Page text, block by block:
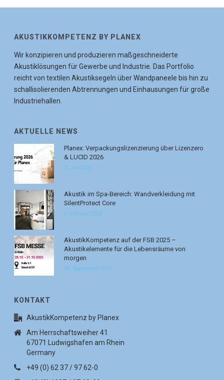
AKUSTIKKOMPETENZ BY PLANEX
Wir konzipieren und produzieren maßgeschneiderte
Akustiklösungen für Gewerbe und Industrie. Das Portfolio
reicht von textilen Akustiksegeln über Wandpaneele bis hin zu
schallisolierenden Abtrennungen und Einhausungen für große
Industriehallen.
AKTUELLE NEWS
Planex: Verpackungslizenzierung über Lizenzero
& LUCID 2026
7. Juli 2026
Akustik im Spa-Bereich: Wandverkleidung mit
SilentProtect Core
6. Februar 2026
AkustikKompetenz auf der FSB 2025 –
Akustikelemente für die Lebensräume von
morgen
30. September 2025
KONTAKT
AkustikKompetenz by Planex
Am Herrschaftsweiher 41
67071 Ludwigshafen am Rhein
Germany
+49 (0) 62 37 / 97 62-0